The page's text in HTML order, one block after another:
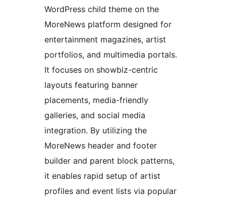
WordPress child theme on the
MoreNews platform designed for
entertainment magazines, artist
portfolios, and multimedia portals.
It focuses on showbiz-centric
layouts featuring banner
placements, media-friendly
galleries, and social media
integration. By utilizing the
MoreNews header and footer
builder and parent block patterns,
it enables rapid setup of artist
profiles and event lists via popular